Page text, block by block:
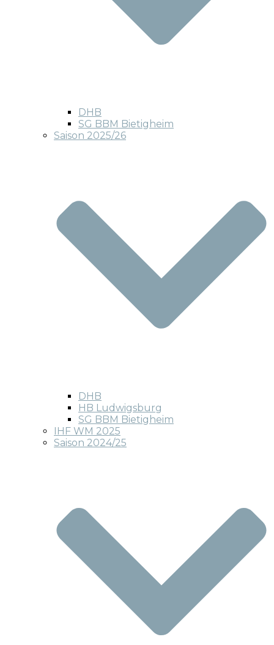
DHB
SG BBM Bietigheim
Saison 2025/26
DHB
HB Ludwigsburg
SG BBM Bietigheim
IHF WM 2025
Saison 2024/25